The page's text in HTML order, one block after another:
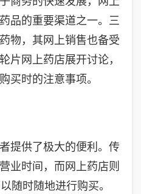
品的重要渠道之一。三
物，其网上销售也备受
片网上药店展开讨论，
买时的注意事项。
提供了极大的便利。传
业时间，而网上药店则
随时随地进行购买。